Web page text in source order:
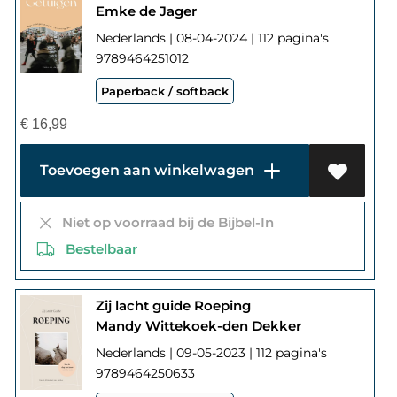
Emke de Jager
Nederlands | 08-04-2024 | 112 pagina's
9789464251012
Paperback / softback
€16,99
Toevoegen aan winkelwagen
Niet op voorraad bij de Bijbel-In
Bestelbaar
Zij lacht guide Roeping
Mandy Wittekoek-den Dekker
Nederlands | 09-05-2023 | 112 pagina's
9789464250633